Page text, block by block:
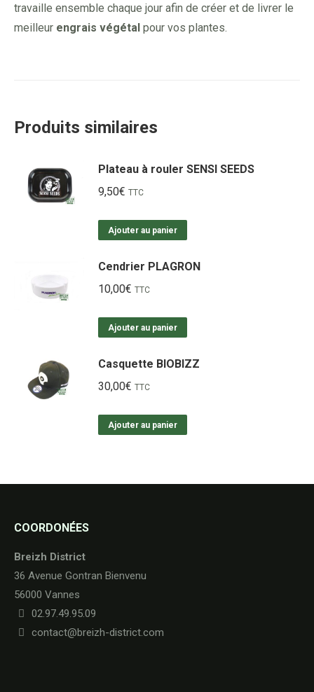
travaille ensemble chaque jour afin de créer et de livrer le
meilleur engrais végétal pour vos plantes.
Produits similaires
Plateau à rouler SENSI SEEDS
9,50€ TTC
Ajouter au panier
Cendrier PLAGRON
10,00€ TTC
Ajouter au panier
Casquette BIOBIZZ
30,00€ TTC
Ajouter au panier
COORDONÉES
Breizh District
36 Avenue Gontran Bienvenu
56000 Vannes
02.97.49.95.09
contact@breizh-district.com